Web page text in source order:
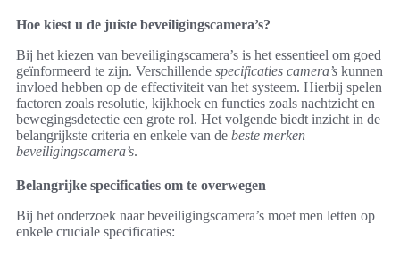
Hoe kiest u de juiste beveiligingscamera’s?
Bij het kiezen van beveiligingscamera’s is het essentieel om goed
geïnformeerd te zijn. Verschillende specificaties camera’s kunnen
invloed hebben op de effectiviteit van het systeem. Hierbij spelen
factoren zoals resolutie, kijkhoek en functies zoals nachtzicht en
bewegingsdetectie een grote rol. Het volgende biedt inzicht in de
belangrijkste criteria en enkele van de beste merken
beveiligingscamera’s.
Belangrijke specificaties om te overwegen
Bij het onderzoek naar beveiligingscamera’s moet men letten op
enkele cruciale specificaties: